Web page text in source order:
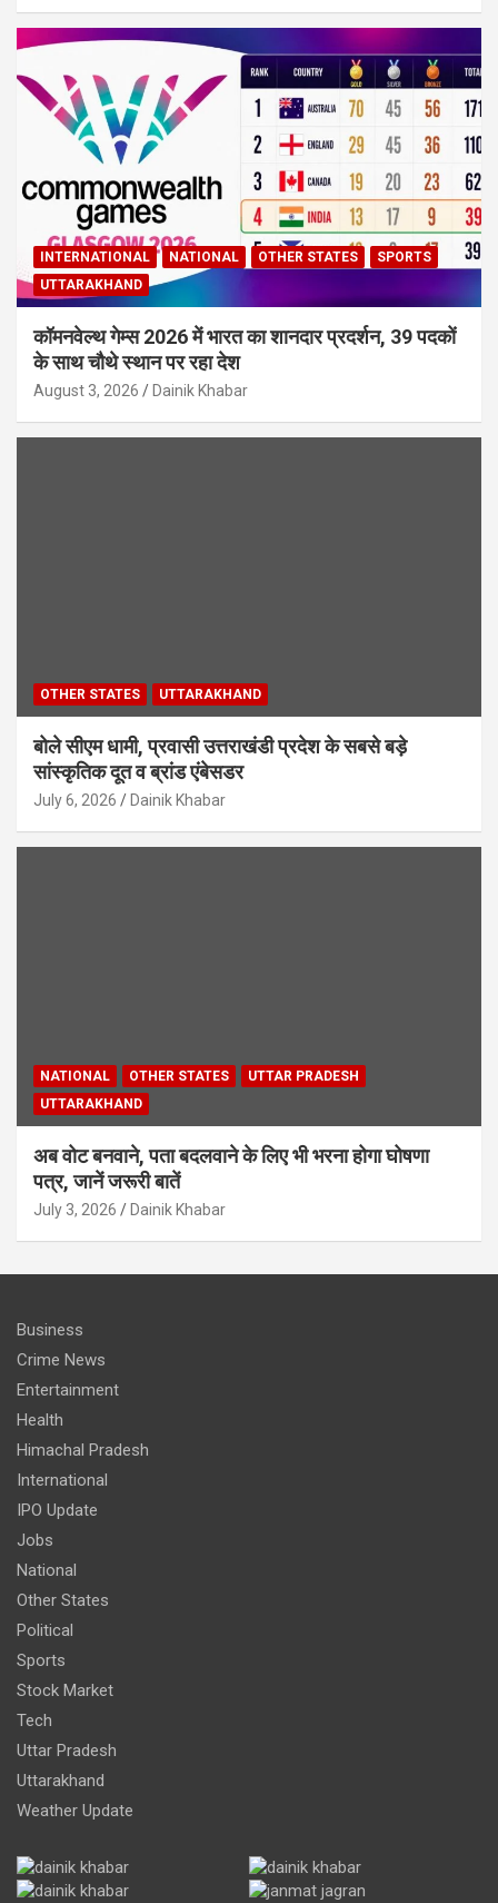
INTERNATIONAL NATIONAL OTHER STATES
SPORTS
UTTARAKHAND
कॉमनवेल्थ गेम्स 2026 में भारत का शानदार प्रदर्शन, 39 पदकों
के साथ चौथे स्थान पर रहा देश
August 3, 2026 Dainik Khabar
OTHER STATES UTTARAKHAND
बोले सीएम धामी, प्रवासी उत्तराखंडी प्रदेश के सबसे बड़े
सांस्कृतिक दूत व ब्रांड एंबेसडर
July 6, 2026 Dainik Khabar
NATIONAL OTHER STATES
UTTAR PRADESH
UTTARAKHAND
अब वोट बनवाने, पता बदलवाने के लिए भी भरना होगा घोषणा
पत्र, जानें जरूरी बातें
July 3, 2026 Dainik Khabar
Business
Crime News
Entertainment
Health
Himachal Pradesh
International
IPO Update
Jobs
National
Other States
Political
Sports
Stock Market
Tech
Uttar Pradesh
Uttarakhand
Weather Update